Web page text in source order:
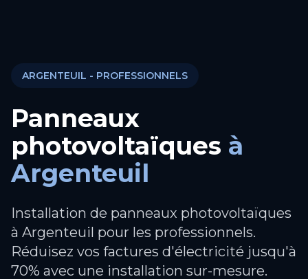
ARGENTEUIL - PROFESSIONNELS
Panneaux
photovoltaïques à
Argenteuil
Installation de panneaux photovoltaïques
à Argenteuil pour les professionnels.
Réduisez vos factures d'électricité jusqu'à
70% avec une installation sur-mesure.